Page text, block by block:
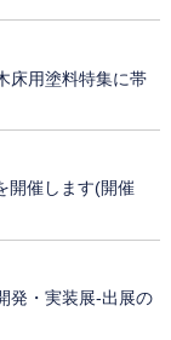
床用塗料特集に帯
開催します(開催
発・実装展-出展の